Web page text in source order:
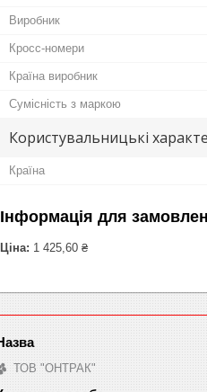
Виробник
Кросс-номери
Країна виробник
Сумісність з маркою
Користувальницькі
Країна
Інформація для
Ціна: 1 425,60 ₴
ТОВ "ОНТРАК"